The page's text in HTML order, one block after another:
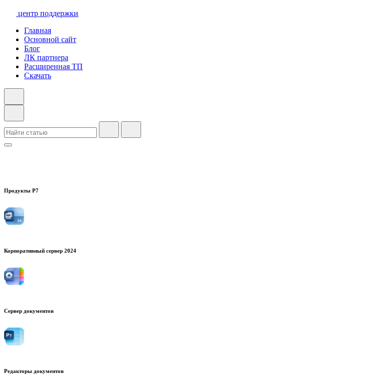
центр поддержки
Главная
Основной сайт
Блог
ЛК партнера
Расширенная ТП
Скачать
Продукты Р7
Корпоративный сервер 2024
Сервер документов
Редакторы документов